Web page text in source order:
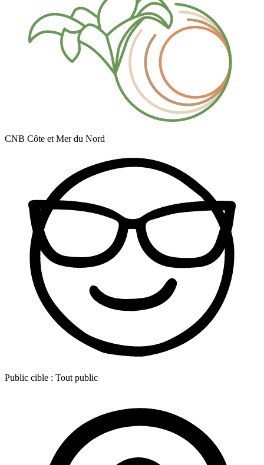
CNB Côte et Mer du Nord
Public cible : Tout public